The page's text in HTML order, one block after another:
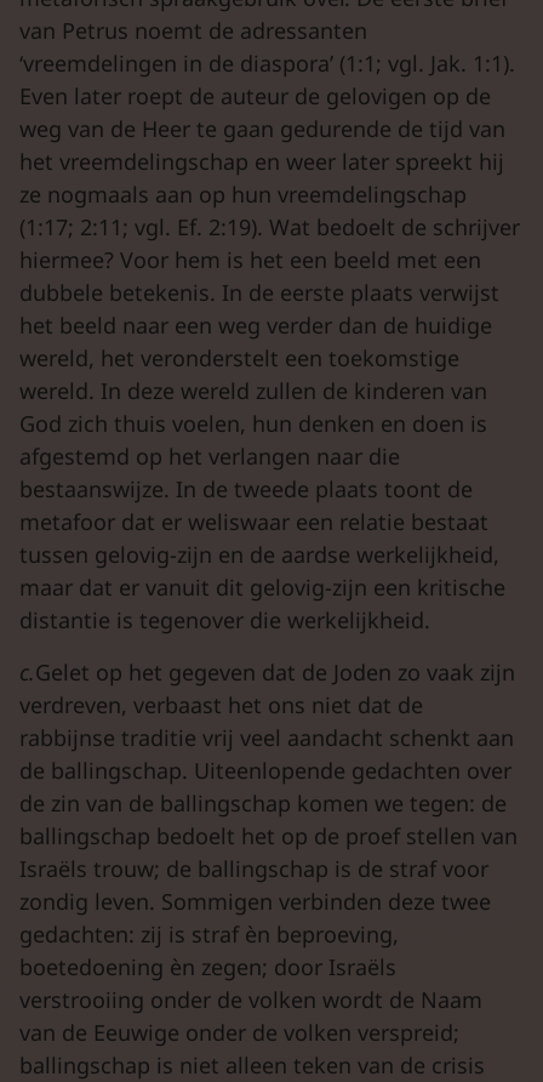
van Petrus noemt de adressanten
‘vreemdelingen in de diaspora’ (1:1; vgl. Jak. 1:1).
Even later roept de auteur de gelovigen op de
weg van de Heer te gaan gedurende de tijd van
het vreemdelingschap en weer later spreekt hij
ze nogmaals aan op hun vreemdelingschap
(1:17; 2:11; vgl. Ef. 2:19). Wat bedoelt de schrijver
hiermee? Voor hem is het een beeld met een
dubbele betekenis. In de eerste plaats verwijst
het beeld naar een weg verder dan de huidige
wereld, het veronderstelt een toekomstige
wereld. In deze wereld zullen de kinderen van
God zich thuis voelen, hun denken en doen is
afgestemd op het verlangen naar die
bestaanswijze. In de tweede plaats toont de
metafoor dat er weliswaar een relatie bestaat
tussen gelovig-zijn en de aardse werkelijkheid,
maar dat er vanuit dit gelovig-zijn een kritische
distantie is tegenover die werkelijkheid.
c.Gelet op het gegeven dat de Joden zo vaak zijn
verdreven, verbaast het ons niet dat de
rabbijnse traditie vrij veel aandacht schenkt aan
de ballingschap. Uiteenlopende gedachten over
de zin van de ballingschap komen we tegen: de
ballingschap bedoelt het op de proef stellen van
Israëls trouw; de ballingschap is de straf voor
zondig leven. Sommigen verbinden deze twee
gedachten: zij is straf èn beproeving,
boetedoening èn zegen; door Israëls
verstrooiing onder de volken wordt de Naam
van de Eeuwige onder de volken verspreid;
ballingschap is niet alleen teken van de crisis